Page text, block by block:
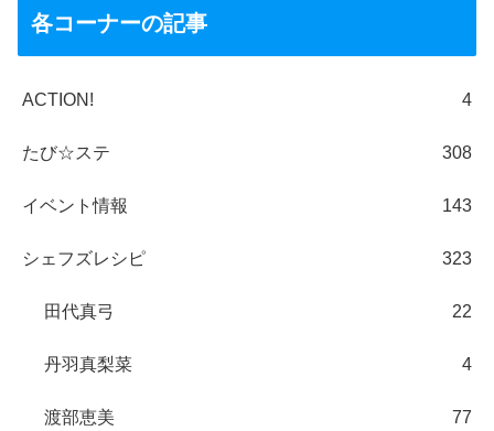
各コーナーの記事
ACTION! 4
たび☆ステ 308
イベント情報 143
シェフズレシピ 323
田代真弓 22
丹羽真梨菜 4
渡部恵美 77